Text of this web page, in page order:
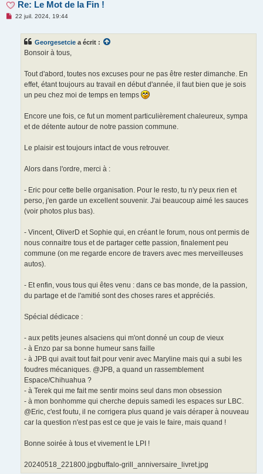
Re: Le Mot de la Fin !
M22 juil. 2024, 19:44
Georgesetcie a écrit :
Bonsoir à tous,
Tout d'abord, toutes nos excuses pour ne pas être rester dimanche. En
effet, étant toujours au travail en début d'année, il faut bien que je sois
un peu chez moi de temps en temps
Encore une fois, ce fut un moment particulièrement chaleureux, sympa
et de détente autour de notre passion commune.
Le plaisir est toujours intact de vous retrouver.
Alors dans l'ordre, merci à :
- Eric pour cette belle organisation. Pour le resto, tu n'y peux rien et
perso, j'en garde un excellent souvenir. J'ai beaucoup aimé les sauces
(voir photos plus bas).
- Vincent, OliverD et Sophie qui, en créant le forum, nous ont permis de
nous connaitre tous et de partager cette passion, finalement peu
commune (on me regarde encore de travers avec mes merveilleuses
autos).
- Et enfin, vous tous qui êtes venu : dans ce bas monde, de la passion,
du partage et de l'amitié sont des choses rares et appréciés.
Spécial dédicace :
- aux petits jeunes alsaciens qui m'ont donné un coup de vieux
- à Enzo par sa bonne humeur sans faille
- à JPB qui avait tout fait pour venir avec Maryline mais qui a subi les
foudres mécaniques. @JPB, a quand un rassemblement
Espace/Chihuahua ?
- à Terek qui me fait me sentir moins seul dans mon obsession
- à mon bonhomme qui cherche depuis samedi les espaces sur LBC.
@Eric, c'est foutu, il ne corrigera plus quand je vais déraper à nouveau
car la question n'est pas est ce que je vais le faire, mais quand !
Bonne soirée à tous et vivement le LPI !
20240518_221800.jpgbuffalo-grill_anniversaire_livret.jpg